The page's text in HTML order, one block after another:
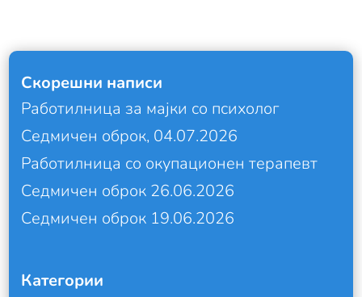
Скорешни написи
Работилница за мајки со психолог
Седмичен оброк, 04.07.2026
Работилница со окупационен терапевт
Седмичен оброк 26.06.2026
Седмичен оброк 19.06.2026
Категории